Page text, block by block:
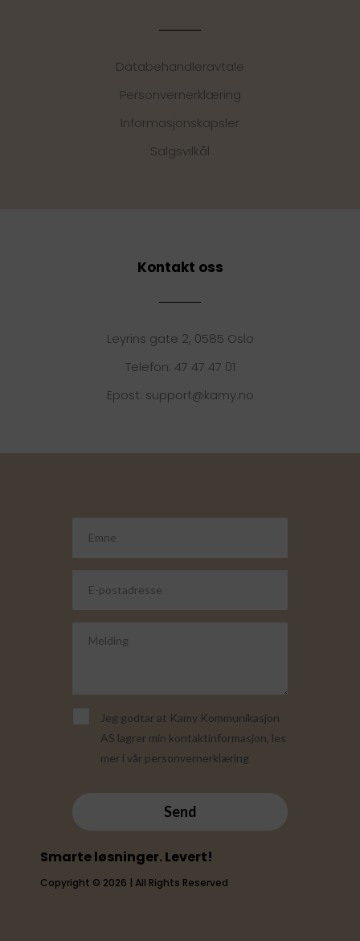
Databehandleravtale
Personvernerklæring
Informasjonskapsler
Salgsvilkål
Kontakt oss
Leyrins gate 2, 0585 Oslo
Telefon: 47 47 47 01
Epost: support@kamy.no
Jeg godtar at Kamy Kommunikasjon
AS lagrer min kontaktinformasjon, les
mer i vår personvernerklæring
Send
Smarte løsninger. Levert!
Copyright © 2026 | All Rights Reserved